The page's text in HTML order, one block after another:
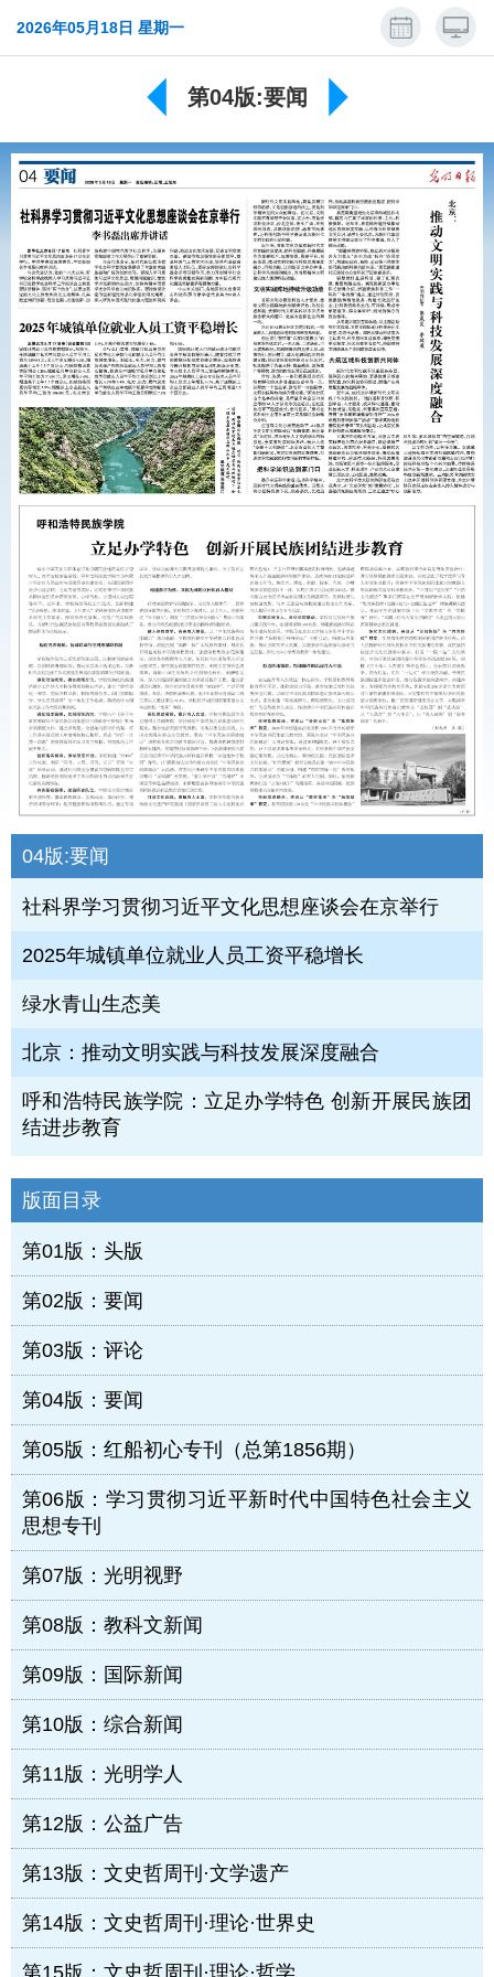
2026年05月18日 星期一
第04版:要闻
04版:要闻
社科界学习贯彻习近平文化思想座谈会在京举行
2025年城镇单位就业人员工资平稳增长
绿水青山生态美
北京：推动文明实践与科技发展深度融合
呼和浩特民族学院：立足办学特色 创新开展民族团
结进步教育
版面目录
第01版：头版
第02版：要闻
第03版：评论
第04版：要闻
第05版：红船初心专刊（总第1856期）
第06版：学习贯彻习近平新时代中国特色社会主义
思想专刊
第07版：光明视野
第08版：教科文新闻
第09版：国际新闻
第10版：综合新闻
第11版：光明学人
第12版：公益广告
第13版：文史哲周刊·文学遗产
第14版：文史哲周刊·理论·世界史